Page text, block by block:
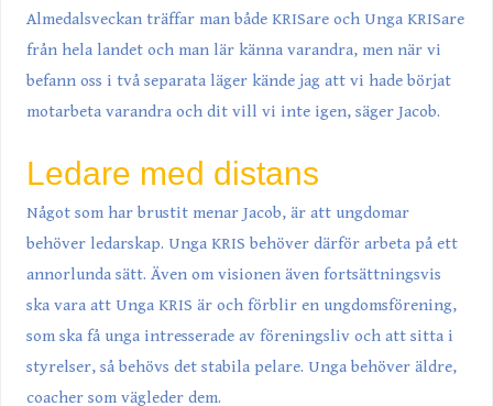
Almedalsveckan träffar man både KRISare och Unga KRISare
från hela landet och man lär känna varandra, men när vi
befann oss i två separata läger kände jag att vi hade börjat
motarbeta varandra och dit vill vi inte igen, säger Jacob.
Ledare med distans
Något som har brustit menar Jacob, är att ungdomar
behöver ledarskap. Unga KRIS behöver därför arbeta på ett
annorlunda sätt. Även om visionen även fortsättningsvis
ska vara att Unga KRIS är och förblir en ungdomsförening,
som ska få unga intresserade av föreningsliv och att sitta i
styrelser, så behövs det stabila pelare. Unga behöver äldre,
coacher som vägleder dem.